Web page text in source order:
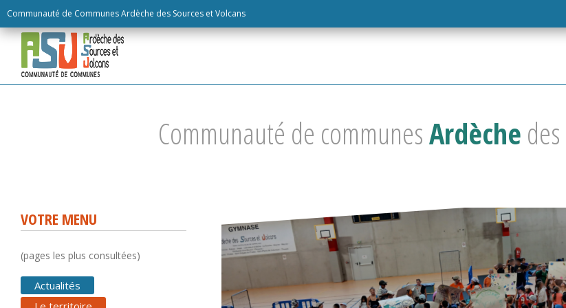
Communauté de Communes Ardèche des Sources et Volcans
to
content
Communauté de communesArdèchedes
VOTRE MENU
(pages les plus consultées)
Actualités